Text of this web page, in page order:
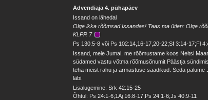
Advendiaja 4. pühapäev
Issand on lähedal
Olge ikka rõõmsad Issandas! Taas ma ütlen: Olge
KLPR 7
Ps 130:5-8 või Ps 102:14,16-17,20-22;Sf 3:14-17;Fl
Issand, meie Jumal, me rõõmustame koos Neitsi
südamed vastu võtma rõõmusõnumit Päästja
teha meist rahu ja armastuse saadikud. Seda
läbi.
Lisalugemine: Srk 42:15-25
Õhtul: Ps 24:1-6;1Aj 16:8-17;Ps 24:1-6;Js 40:9-11